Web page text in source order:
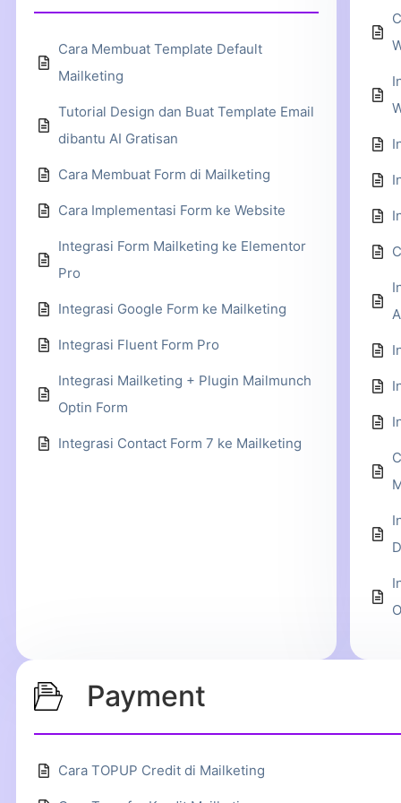
Cara Membuat Template Default
Mailketing
Tutorial Design dan Buat Template Email
dibantu AI Gratisan
Cara Membuat Form di Mailketing
Cara Implementasi Form ke Website
Integrasi Form Mailketing ke Elementor
Pro
Integrasi Google Form ke Mailketing
Integrasi Fluent Form Pro
Integrasi Mailketing + Plugin Mailmunch
Optin Form
Integrasi Contact Form 7 ke Mailketing
Payment
Cara TOPUP Credit di Mailketing